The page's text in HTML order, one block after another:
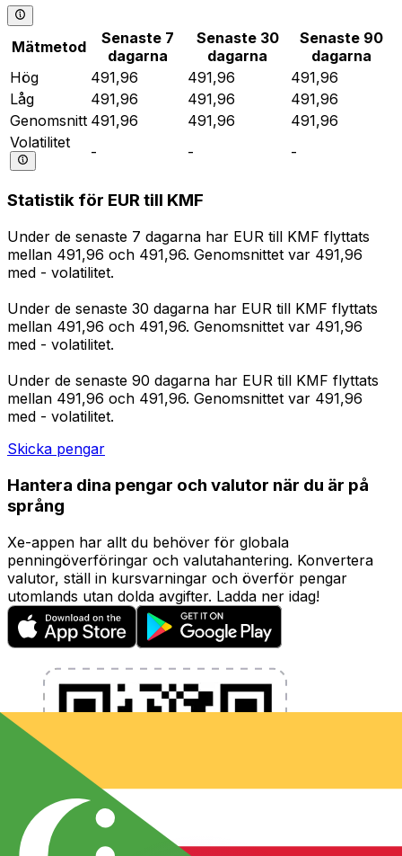
Mätmetod
Senaste 7
dagarna
Senaste 30
dagarna
Senaste 90
dagarna
Hög
491,96 491,96
491,96
Låg
491,96 491,96
491,96
Genomsnitt 491,96 491,96
491,96
Volatilitet
- - -
Statistik för EUR till KMF
Under de senaste 7 dagarna har EUR till KMF flyttats
mellan 491,96 och 491,96. Genomsnittet var 491,96
med - volatilitet.
Under de senaste 30 dagarna har EUR till KMF flyttats
mellan 491,96 och 491,96. Genomsnittet var 491,96
med - volatilitet.
Under de senaste 90 dagarna har EUR till KMF flyttats
mellan 491,96 och 491,96. Genomsnittet var 491,96
med - volatilitet.
Skicka pengar
Hantera dina pengar och valutor när du är på
språng
Xe-appen har allt du behöver för globala
penningöverföringar och valutahantering. Konvertera
valutor, ställ in kursvarningar och överför pengar
utomlands utan dolda avgifter. Ladda ner idag!